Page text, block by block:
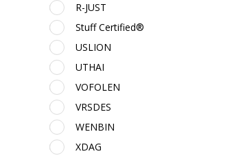
R-JUST
Stuff Certified®
USLION
UTHAI
VOFOLEN
VRSDES
WENBIN
XDAG